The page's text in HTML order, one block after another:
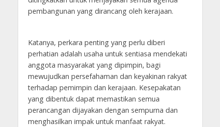
pembangunan yang dirancang oleh kerajaan.
Katanya, perkara penting yang perlu diberi
perhatian adalah usaha untuk sentiasa mendekati
anggota masyarakat yang dipimpin, bagi
mewujudkan persefahaman dan keyakinan rakyat
terhadap pemimpin dan kerajaan. Kesepakatan
yang dibentuk dapat memastikan semua
perancangan dijayakan dengan sempurna dan
menghasilkan impak untuk manfaat rakyat.